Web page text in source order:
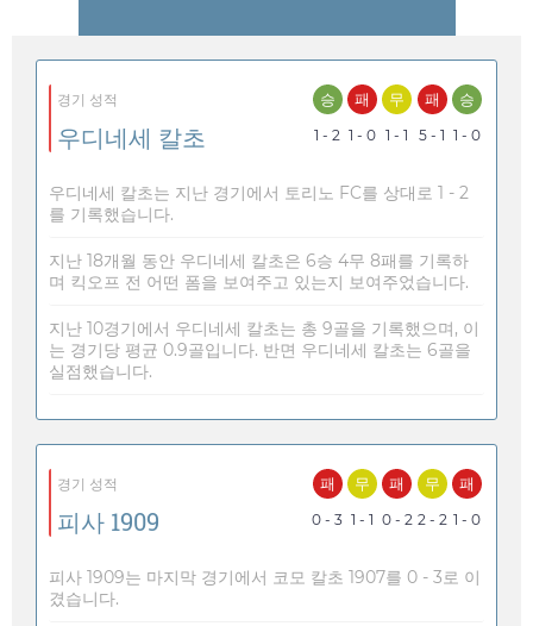
경기 성적
우디네세 칼초
승
1 - 2
패
1 - 0
무
1 - 1
패
5 - 1
승
1 - 0
우디네세 칼초는 지난 경기에서 토리노 FC를 상대로 1 - 2
를 기록했습니다.
지난 18개월 동안 우디네세 칼초은 6승 4무 8패를 기록하
며 킥오프 전 어떤 폼을 보여주고 있는지 보여주었습니다.
지난 10경기에서 우디네세 칼초는 총 9골을 기록했으며, 이
는 경기당 평균 0.9골입니다. 반면 우디네세 칼초는 6골을
실점했습니다.
경기 성적
피사 1909
패
0 - 3
무
1 - 1
패
0 - 2
무
2 - 2
패
1 - 0
피사 1909는 마지막 경기에서 코모 칼초 1907를 0 - 3로 이
겼습니다.